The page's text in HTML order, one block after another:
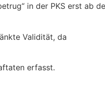
in der PKS erst ab
Validität, da
erfasst.